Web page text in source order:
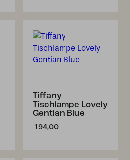
Tiffany
Tischlampe Lovely
Gentian Blue
194,00